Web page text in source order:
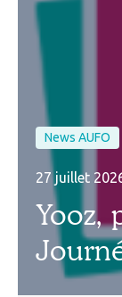
News AUFO
27 juillet
Yooz,